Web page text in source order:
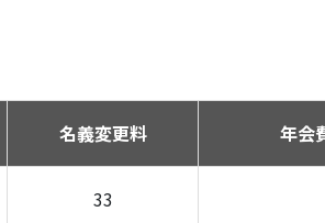
名義変更料 年会
33